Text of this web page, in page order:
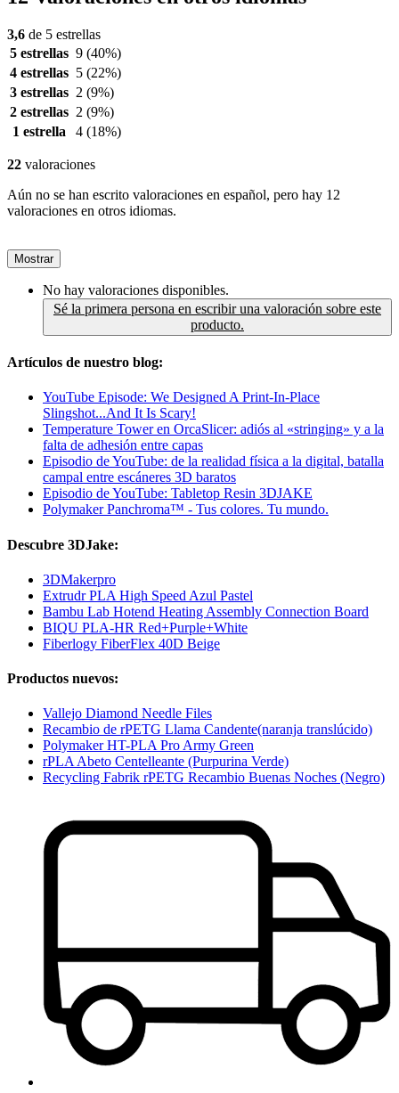
3,6 de 5 estrellas
5 estrellas 9 (40%)
4 estrellas 5 (22%)
3 estrellas 2 (9%)
2 estrellas 2 (9%)
1 estrella
4 (18%)
22 valoraciones
Aún no se han escrito valoraciones en español, pero hay 12
valoraciones en otros idiomas.
Mostrar
No hay valoraciones disponibles.
Sé la primera persona en escribir una valoración sobre este
producto.
Artículos de nuestro blog:
YouTube Episode: We Designed A Print-In-Place
Slingshot...And It Is Scary!
Temperature Tower en OrcaSlicer: adiós al «stringing» y a la
falta de adhesión entre capas
Episodio de YouTube: de la realidad física a la digital, batalla
campal entre escáneres 3D baratos
Episodio de YouTube: Tabletop Resin 3DJAKE
Polymaker Panchroma™ - Tus colores. Tu mundo.
Descubre 3DJake:
3DMakerpro
Extrudr PLA High Speed Azul Pastel
Bambu Lab Hotend Heating Assembly Connection Board
BIQU PLA-HR Red+Purple+White
Fiberlogy FiberFlex 40D Beige
Productos nuevos:
Vallejo Diamond Needle Files
Recambio de rPETG Llama Candente(naranja translúcido)
Polymaker HT-PLA Pro Army Green
rPLA Abeto Centelleante (Purpurina Verde)
Recycling Fabrik rPETG Recambio Buenas Noches (Negro)